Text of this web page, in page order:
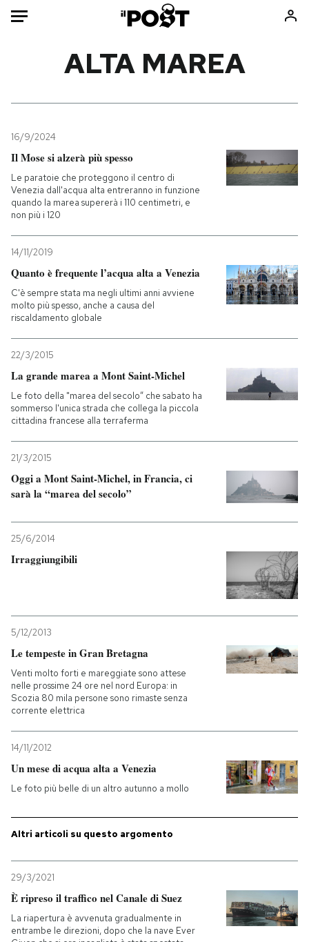
Mondo
Politica
Tecnologia
Internet
Scienza
Cultura
Economia
Sport
Consumismi
Ok Boomer!
Europa
Mondiali calcio 2026
PODCAST
NEWSLETTER
I MIEI PREFERITI
SHOP
AREA PERSONALE
ALTA MAREA
16/9/2024
Il Mose si alzerà più spesso
Le paratoie che proteggono il centro di
Venezia dall'acqua alta entreranno in funzione
quando la marea supererà i 110 centimetri, e
non più i 120
14/11/2019
Quanto è frequente l’acqua alta a Venezia
C'è sempre stata ma negli ultimi anni avviene
molto più spesso, anche a causa del
riscaldamento globale
22/3/2015
La grande marea a Mont Saint-Michel
Le foto della "marea del secolo” che sabato ha
sommerso l'unica strada che collega la piccola
cittadina francese alla terraferma
21/3/2015
Oggi a Mont Saint-Michel, in Francia, ci
sarà la “marea del secolo”
25/6/2014
Irraggiungibili
5/12/2013
Le tempeste in Gran Bretagna
Venti molto forti e mareggiate sono attese
nelle prossime 24 ore nel nord Europa: in
Scozia 80 mila persone sono rimaste senza
corrente elettrica
14/11/2012
Un mese di acqua alta a Venezia
Le foto più belle di un altro autunno a mollo
Altri articoli su questo argomento
29/3/2021
È ripreso il traffico nel Canale di Suez
La riapertura è avvenuta gradualmente in
entrambe le direzioni, dopo che la nave Ever